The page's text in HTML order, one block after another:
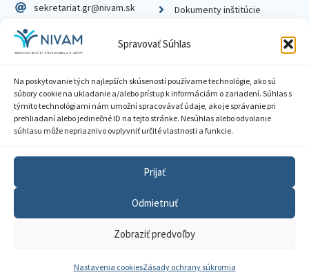
Spravovať Súhlas
Na poskytovanie tých najlepších skúseností používame technológie, ako sú
súbory cookie na ukladanie a/alebo prístup k informáciám o zariadení. Súhlas s
týmito technológiami nám umožní spracovávať údaje, ako je správanie pri
prehliadaní alebo jedinečné ID na tejto stránke. Nesúhlas alebo odvolanie
súhlasu môže nepriaznivo ovplyvniť určité vlastnosti a funkcie.
Prijať
Odmietnuť
Zobraziť predvoľby
Nastavenia cookiesZásady ochrany súkromia
sekretariat.gr@nivam.sk
IČO: 00164348
DIČ: 2020798714
Dokumenty inštitúcie
© 2026 Národný inštitút vzdelávania a mládeže
Zásady ochrany súkromia
Sprístupnenie informácií
Nastavenia cookies
GDPR